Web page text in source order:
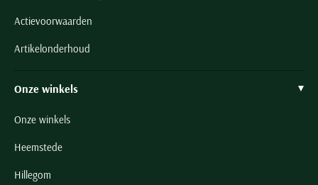
Actievoorwaarden
Artikelonderhoud
Onze winkels
Onze winkels
Heemstede
Hillegom